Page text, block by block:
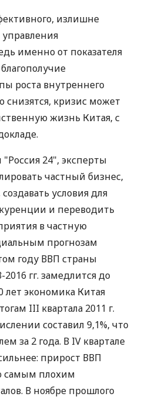
излишне
именно от показателя
роста внутреннего
снизятся, кризис может
жизнь Китая, с
"Россия 24", эксперты
частный бизнес,
условия для
и переводить
в частную
прогнозам
году ВВП страны
2016 гг. замедлится до
лет экономика Китая
III квартала 2011 г.
составил 9,1%, что
за 2 года. В IV квартале
прирост ВВП
самым плохим
В ноябре прошлого